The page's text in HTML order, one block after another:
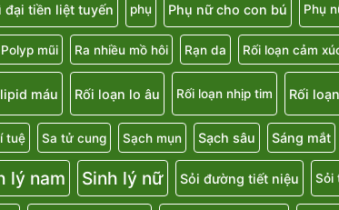
đại tiền liệt tuyến phụ Phụ nữ cho con bú Phụ
Polyp mũi Ra nhiều mồ hôi Rạn da Rối loạn cảm
máu Rối loạn lo âu Rối loạn nhịp tim Rối
tuệ Sa tử cung Sạch mụn Sạch sâu Sáng mắt
lý nam Sinh lý nữ Sỏi đường tiết niệu Sỏi